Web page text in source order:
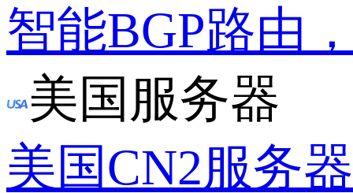
智能BGP路由
美国服务器
美国CN2服务器